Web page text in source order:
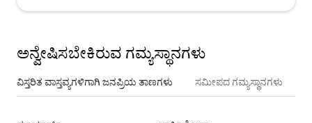
ಅನ್ವೇಷಿಸಬೇಕಿರುವ ಗಮ್ಯಸ್ಥಾನಗಳು
ವಿಸ್ತರಿತ ವಾಸ್ತವ್ಯಗಳಿಗಾಗಿ ಜನಪ್ರಿಯ ತಾಣಗಳು ಸಮೀಪದ ಗಮ್ಯಸ್ಥಾನಗಳು